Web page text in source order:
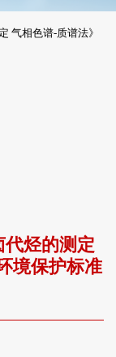
气相色谱-质谱法》
代烃的测定
境保护标准